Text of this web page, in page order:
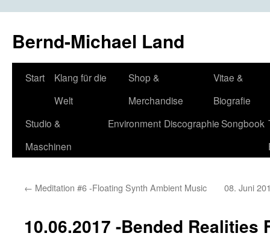
Bernd-Michael Land
Zum
springen
Start
Klang für die
Welt
Shop &
Merchandise
Vitae &
Biografie
Studio &
Maschinen
Environment DiscographieSongbook
← Meditation #6 -Floating Synth Ambient Music 08. Juni
10.06.2017 -Bended Realities